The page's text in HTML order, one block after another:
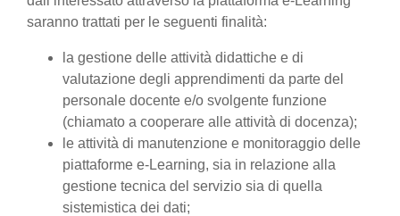
saranno trattati per le seguenti finalità:
la gestione delle attività didattiche e di
valutazione degli apprendimenti da parte del
personale docente e/o svolgente funzione
(chiamato a cooperare alle attività di docenza);
le attività di manutenzione e monitoraggio delle
piattaforme e-Learning, sia in relazione alla
gestione tecnica del servizio sia di quella
sistemistica dei dati;